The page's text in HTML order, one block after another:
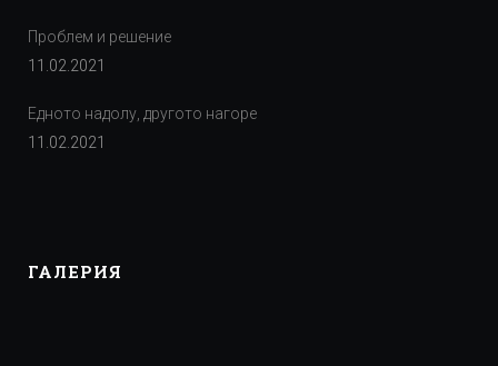
Проблем и решение
11.02.2021
Едното надолу, другото нагоре
11.02.2021
ГАЛЕРИЯ